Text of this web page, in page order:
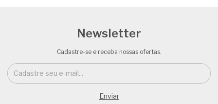
Newsletter
Cadastre-se e receba nossas ofertas.